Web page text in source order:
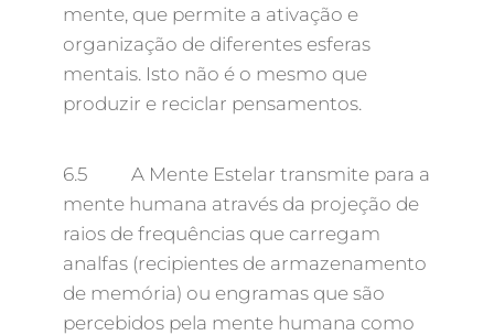
mente, que permite a ativação e
organização de diferentes esferas
mentais. Isto não é o mesmo que
produzir e reciclar pensamentos.
6.5 A Mente Estelar transmite para a
mente humana através da projeção de
raios de frequências que carregam
analfas (recipientes de armazenamento
de memória) ou engramas que são
percebidos pela mente humana como